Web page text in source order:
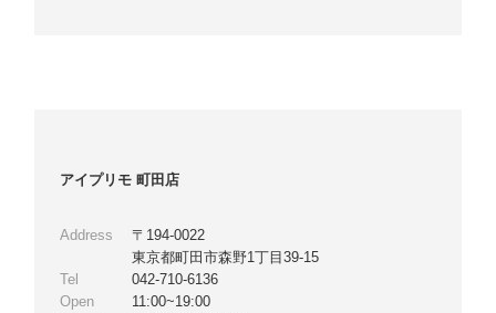
アイプリモ 町田店
Address
〒194-0022
東京都町田市森野1丁目39-15
Tel
042-710-6136
Open
11:00~19:00